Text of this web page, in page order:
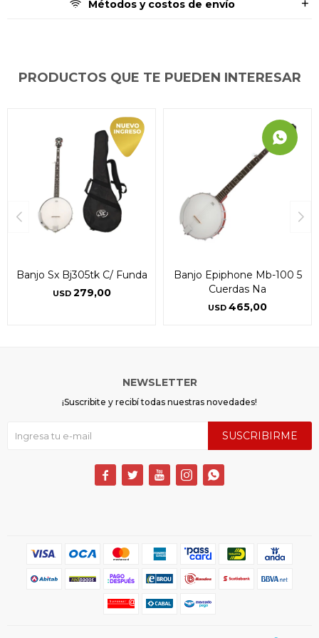
Métodos y costos de envío
PRODUCTOS QUE TE PUEDEN INTERESAR
Banjo Sx Bj305tk C/ Funda
USD 279,00
Banjo Epiphone Mb-100 5
Cuerdas Na
USD 465,00
NEWSLETTER
¡Suscribite y recibí todas nuestras novedades!
SUSCRIBIRME
    